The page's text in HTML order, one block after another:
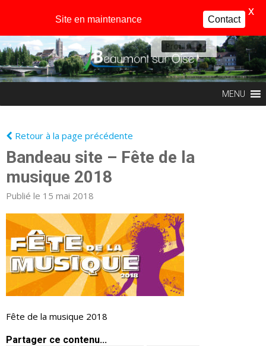
Profil
MENU
Retour à la page précédente
Bandeau site – Fête de la
musique 2018
Publié le 15 mai 2018
Fête de la musique 2018
Partager ce contenu...
Site en maintenance Contact
X